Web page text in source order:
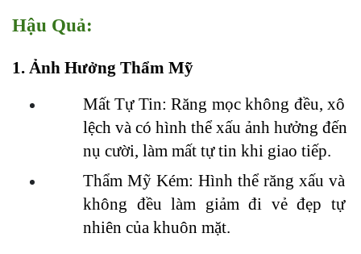
Hậu Quả:
1. Ảnh Hưởng Thẩm Mỹ
Mất Tự Tin: Răng mọc không đều, xô
lệch và có hình thể xấu ảnh hưởng đến
nụ cười, làm mất tự tin khi giao tiếp.
Thẩm Mỹ Kém: Hình thể răng xấu và
không đều làm giảm đi vẻ đẹp tự
nhiên của khuôn mặt.